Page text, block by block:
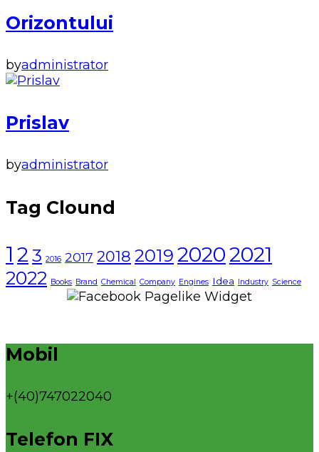
Orizontului
byadministrator
Prislav
byadministrator
Tag Clound
1 2 3 2016 2017 2018 2019 20202021
2022 Books Brand Chemical Company Engines Idea Industry Science
Mobil
+(40)747022040
Telefon FIX